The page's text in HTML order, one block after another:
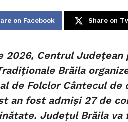
on Facebook Share on
2026, Centrul Județean
Brăila
de Folclor Cântecul de
an fost admiși 27 de
Județul Brăila va